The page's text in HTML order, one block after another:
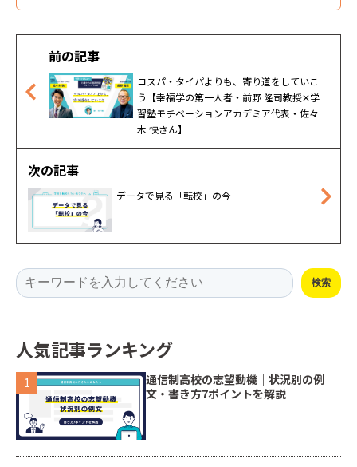
前の記事
コスパ・タイパよりも、寄り道をしていこ
う【幸福学の第一人者・前野 隆司教授✕学
習塾モチベーションアカデミア代表・佐々
木 快さん】
次の記事
データで見る「転校」の今
This is a search field with an auto-suggest feature attached.
検索
人気記事ランキング
通信制高校の志望動機｜状況別の例
文・書き方7ポイントを解説